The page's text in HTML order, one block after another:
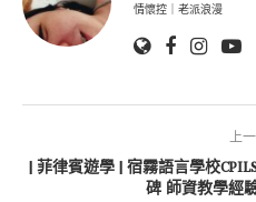
情懷控｜老派浪漫
上
| 菲律賓遊學 | 宿霧語言學校
碑 師資教學經